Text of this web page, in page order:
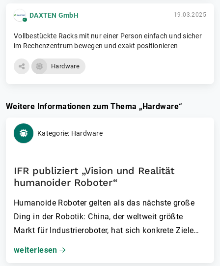
DAXTEN GmbH 19.03.2025
Vollbestückte Racks mit nur einer Person einfach und sicher
im Rechenzentrum bewegen und exakt positionieren
Hardware
Weitere Informationen zum Thema „Hardware“
Kategorie: Hardware
IFR publiziert „Vision und Realität
humanoider Roboter“
Humanoide Roboter gelten als das nächste große
Ding in der Robotik: China, der weltweit größte
Markt für Industrieroboter, hat sich konkrete Ziele
weiterlesen